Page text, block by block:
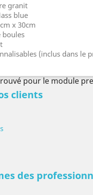
granit
blue
x 30cm
boules
(inclus dans le
pour le module
clients
des